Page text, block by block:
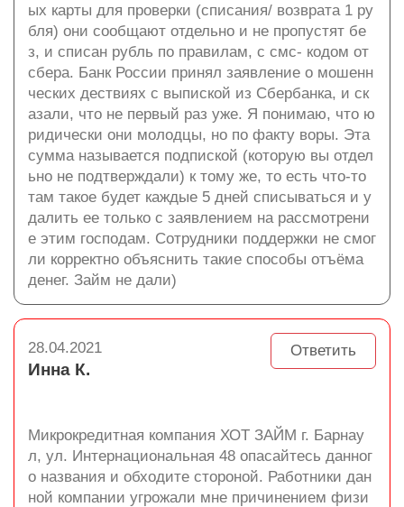
ых карты для проверки (списания/ возврата 1 ру
бля) они сообщают отдельно и не пропустят бе
з, и списан рубль по правилам, с смс- кодом от
сбера. Банк России принял заявление о мошенн
ческих дествиях с выпиской из Сбербанка, и ск
азали, что не первый раз уже. Я понимаю, что ю
ридически они молодцы, но по факту воры. Эта
сумма называется подпиской (которую вы отдел
ьно не подтверждали) к тому же, то есть что-то
там такое будет каждые 5 дней списываться и у
далить ее только с заявлением на рассмотрени
е этим господам. Сотрудники поддержки не смог
ли корректно объяснить такие способы отъёма
денег. Займ не дали)
Ответить
28.04.2021
Инна К.
Микрокредитная компания ХОТ ЗАЙМ г. Барнау
л, ул. Интернациональная 48 опасайтесь данног
о названия и обходите стороной. Работники дан
ной компании угрожали мне причинением физи